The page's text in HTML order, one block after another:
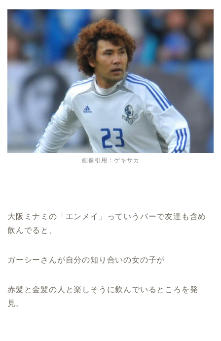
画像引用：ゲキサカ
大阪ミナミの「エンメイ」っていうバーで友達も含め
飲んでると、
ガーシーさんが自分の知り合いの女の子が
赤髪と金髪の人と楽しそうに飲んでいるところを発
見。